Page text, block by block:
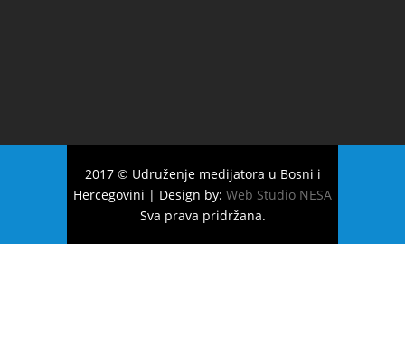
2017 © Udruženje medijatora u Bosni i
Hercegovini | Design by: Web Studio NESA
Sva prava pridržana.